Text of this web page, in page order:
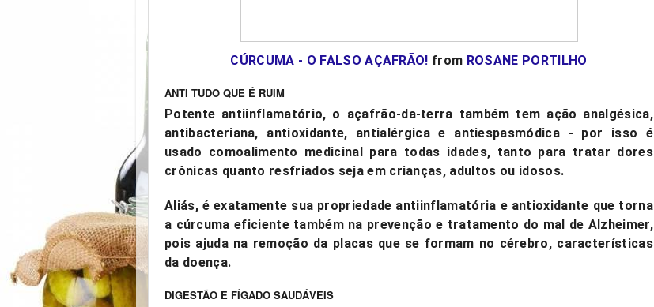
CÚRCUMA - O FALSO AÇAFRÃO! from ROSANE PORTILHO
ANTI TUDO QUE É RUIM
Potente antiinflamatório, o açafrão-da-terra também tem ação analgésica,
antibacteriana, antioxidante, antialérgica e antiespasmódica - por isso é
usado comoalimento medicinal
para todas idades, tanto para tratar dores
crônicas quanto resfriados seja em crianças, adultos ou idosos.
Aliás, é exatamente sua propriedade antiinflamatória e antioxidante que torna
a cúrcuma eficiente também na prevenção e tratamento do mal de Alzheimer,
pois ajuda na remoção da placas que se formam no cérebro, características
da doença.
DIGESTÃO E FÍGADO SAUDÁVEIS